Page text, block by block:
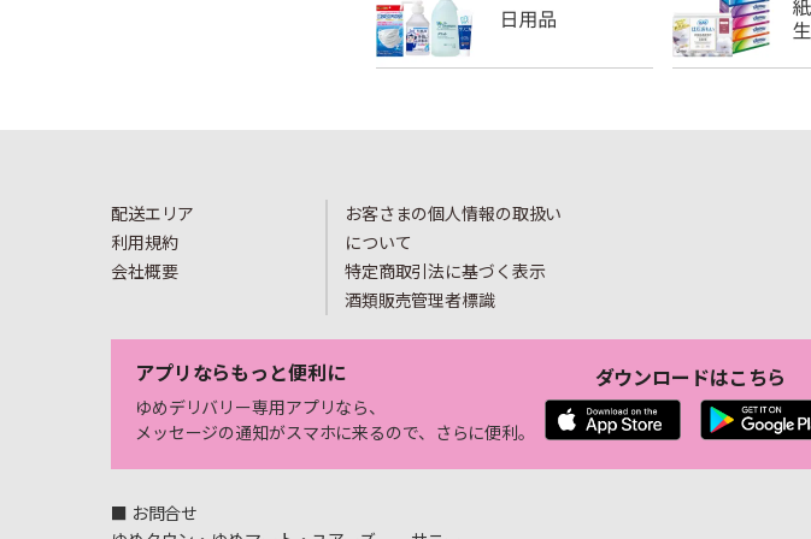
配送エリア
利用規約
会社概要
お客さまの個人情報の取扱い
について
特定商取引法に基づく表示
酒類販売管理者標識
アプリならもっと便利に
ゆめデリバリー専用アプリなら、
メッセージの通知がスマホに来るので、さらに便利。
ダウンロードはこちら
■ お問合せ